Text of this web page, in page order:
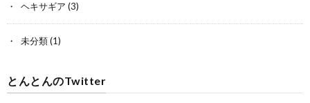
ヘキサギア (3)
未分類(1)
とんとんのTwitter